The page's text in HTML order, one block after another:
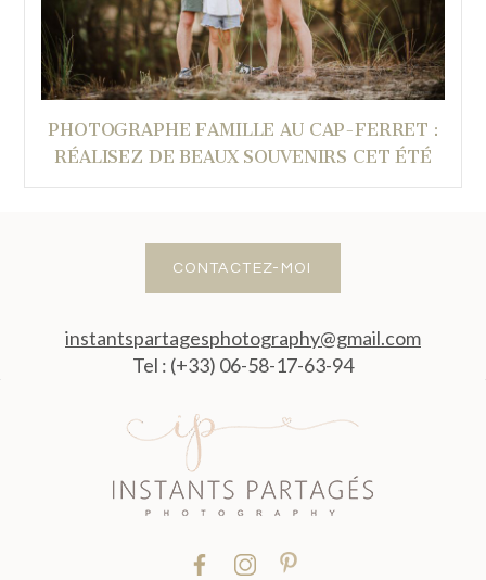
PHOTOGRAPHE FAMILLE AU CAP-FERRET :
RÉALISEZ DE BEAUX SOUVENIRS CET ÉTÉ
CONTACTEZ-MOI
instantspartagesphotography@gmail.com
Tel : (+33) 06-58-17-63-94